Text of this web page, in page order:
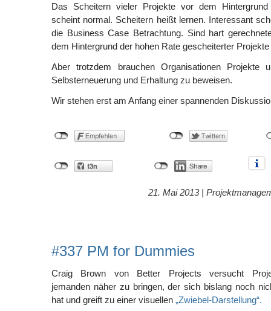
Das Scheitern vieler Projekte vor dem
scheint normal. Scheitern heißt lernen. Interessant
die Business Case Betrachtung. Sind hart
dem Hintergrund der hohen Rate gescheiterter
Aber trotzdem brauchen Organisationen Projekte
Selbsterneuerung und Erhaltung zu beweisen.
Wir stehen erst am Anfang einer spannenden
21. Mai 2013 |
#337 PM for Dummies
Craig Brown von Better Projects versucht
jemanden näher zu bringen, der sich bislang noch
hat und greift zu einer visuellen „Zwiebel-Darstellung“.